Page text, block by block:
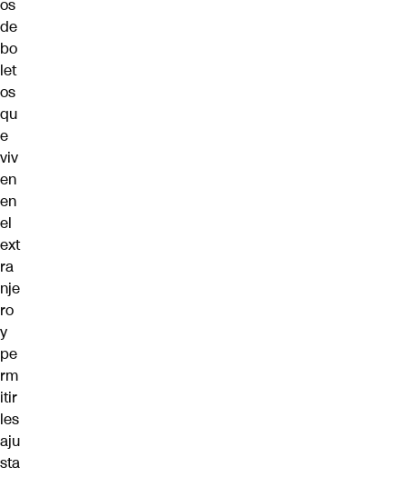
os
de
bo
let
os
qu
e
viv
en
en
el
ext
ra
nje
ro
y
pe
rm
itir
les
aju
sta